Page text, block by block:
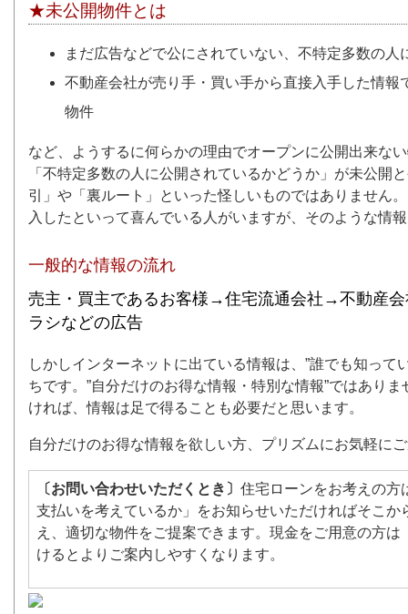
★未公開物件とは
まだ広告などで公にされていない、不特定多数の人
不動産会社が売り手・買い手から直接入手した情報
物件
など、ようするに何らかの理由でオープンに公開出来な
「不特定多数の人に公開されているかどうか」が未公開
引」や「裏ルート」といった怪しいものではありません
入したといって喜んでいる人がいますが、そのような情
一般的な情報の流れ
売主・買主であるお客様→住宅流通会社→不動産
ラシなどの広告
しかしインターネットに出ている情報は、”誰でも知って
ちです。”自分だけのお得な情報・特別な情報”ではあり
ければ、情報は足で得ることも必要だと思います。
自分だけのお得な情報を欲しい方、プリズムにお気軽に
〔お問い合わせいただくとき〕 住宅ローンをお考えの方
支払いを考えているか」をお知らせいただければそこか
え、適切な物件をご提案できます。現金をご用意の方
けるとよりご案内しやすくなります。